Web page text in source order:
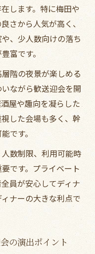
します。特に梅田や
さから人気が高く、
、少人数向けの落ち
富です。
階の夜景が楽しめる
ながら歓送迎会を開
屋や趣向を凝らした
した会場も多く、幹
です。
数制限、利用可能時
です。プライベート
員が安心してディナ
ナーの大きな利点で
の演出ポイント